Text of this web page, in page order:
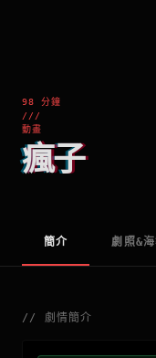
98 分鐘
///
動畫
瘋子
簡介 劇照&
// 劇情簡介